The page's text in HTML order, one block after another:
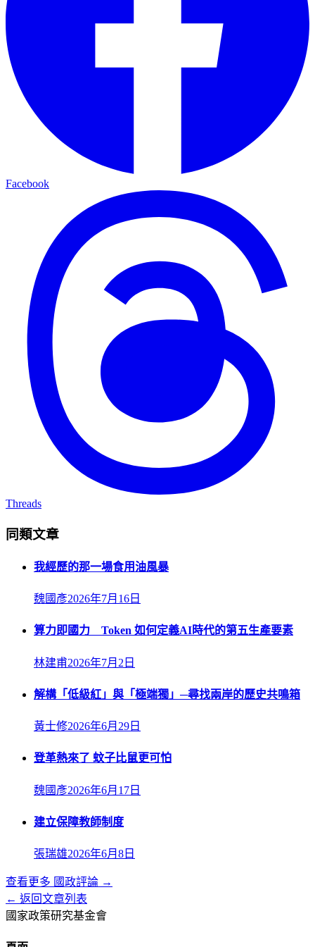
Facebook
Threads
同類文章
我經歷的那一場食用油風暴
魏國彥2026年7月16日
算力即國力 Token 如何定義AI時代的第五生產要素
林建甫2026年7月2日
解構「低級紅」與「極端獨」─尋找兩岸的歷史共鳴箱
黃士修2026年6月29日
登革熱來了 蚊子比鼠更可怕
魏國彥2026年6月17日
建立保障教師制度
張瑞雄2026年6月8日
查看更多 國政評論 →
← 返回文章列表
國家政策研究基金會